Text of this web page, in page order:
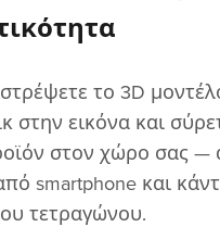
το 3D
στην εικόνα και
στον χώρο σας —
smartphone και
τετραγώνου.